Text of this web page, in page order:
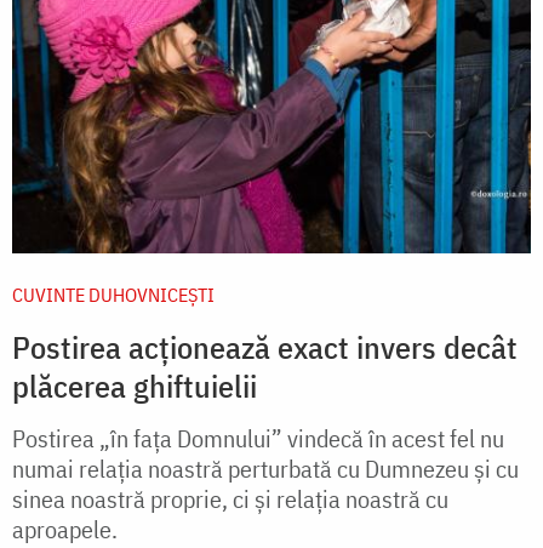
CUVINTE DUHOVNICEȘTI
Postirea acționează exact invers decât
plăcerea ghiftuielii
Postirea „în fața Domnului” vindecă în acest fel nu
numai relația noastră perturbată cu Dumnezeu și cu
sinea noastră proprie, ci și relația noastră cu
aproapele.